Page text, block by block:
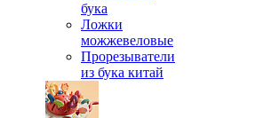
бука
Ложки
можжевеловые
Прорезыватели
из бука китай